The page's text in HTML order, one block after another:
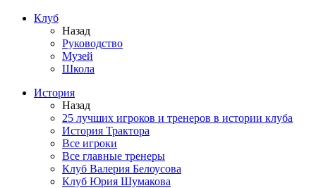
Клуб
Назад
Руководство
Музей
Школа
История
Назад
25 лучших игроков и тренеров в истории клуба
История Трактора
Все игроки
Все главные тренеры
Клуб Валерия Белоусова
Клуб Юрия Шумакова